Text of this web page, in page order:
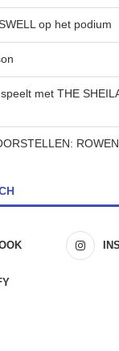
op het podium
met THE